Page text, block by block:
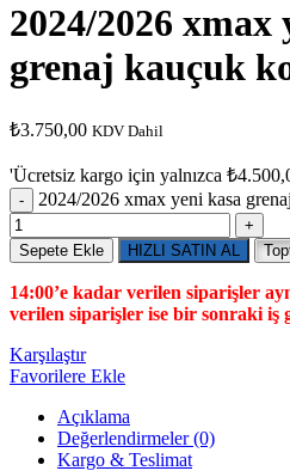
2024/2026 xmax
grenaj kauçuk
₺3.750,00 KDV Dahil
'Ücretsiz kargo için yalnızca ₺
2024/2026 xmax yeni kasa
Sepete Ekle HIZLI SATIN AL
14:00’e kadar verilen siparişler
verilen siparişler ise bir sonraki iş
Karşılaştır
Favorilere Ekle
Açıklama
Değerlendirmeler (0)
Kargo & Teslimat